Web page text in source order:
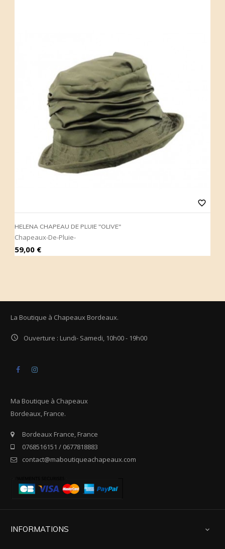
favorite_border
HELENA CHAPEAU DE PLUIE "OLIVE"
Chapeaux-De-Pluie-
Prix
59,00 €
La Boutique à Chapeaux Bordeaux.
 Ouverture : Lundi- Samedi, 10h00 - 19h00
Facebook
Ma Boutique à Chapeaux
Bordeaux, France.
Bordeaux France, France
0768516151 / 0677818883
contact@maboutiqueachapeaux.com
INFORMATIONS 